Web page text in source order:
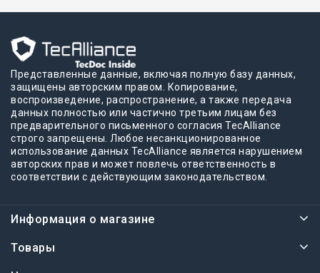
Представленные данные, включая полную базу данных,
защищены авторским правом. Копирование,
воспроизведение, распространение, а также передача
данных полностью или частично третьим лицам без
предварительного письменного согласия TecAlliance
строго запрещены. Любое несанкционированное
использование данных TecAlliance является нарушением
авторских прав и может повлечь ответственность в
соответствии с действующим законодательством.
Информация о магазине
Товары